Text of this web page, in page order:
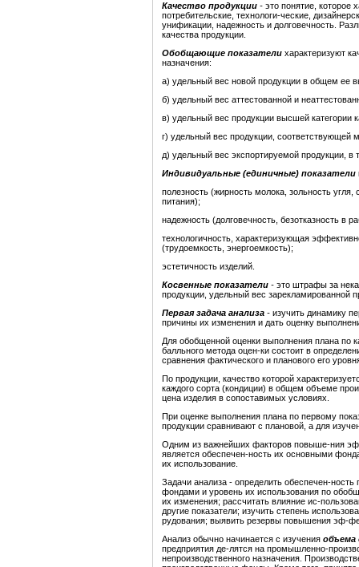
Качество продукции - это понятие, которое
потребительские, технологи-ческие,
унификации, надежность и долговечность.
качества продукции.
Обобщающие показатели характеризуют
назначения:
а) удельный вес новой продукции в общем ее
б) удельный вес аттестованной и
в) удельный вес продукции высшей категории
г) удельный вес продукции, соответствующей
д) удельный вес экспортируемой продукции,
Индивидуальные (единичные) показатели
полезность (жирность молока, зольность
питания);
надежность (долговечность, безотказность в
технологичность, характеризующая
(трудоемкость, энергоемкость);
эстетичность изделий.
Косвенные показатели - это штрафы за
продукции, удельный вес зарекламированной
Первая задача анализа - изучить динамику
причины их изменения и дать оценку
Для обобщенной оценки выполнения плана по
балльного метода оцен-ки состоит в
сравнения фактического и планового его
По продукции, качество которой
каждого сорта (кондиции) в общем объеме
цена изделия в сопоставимых условиях.
При оценке выполнения плана по первому
продукции сравнивают с плановой, а для
Одним из важнейших факторов повыше-ния
является обеспечен-ность их основными
их использование.
Задачи анализа - определить обеспечен-
фондами и уровень их использования по
их изменения; рассчитать влияние ис-
другие показатели; изучить степень
рудования; выявить резервы повышения эф-
Анализ обычно начинается с изучения объема
предприятия де-лятся на промышленно-
непроизводственного назначения.